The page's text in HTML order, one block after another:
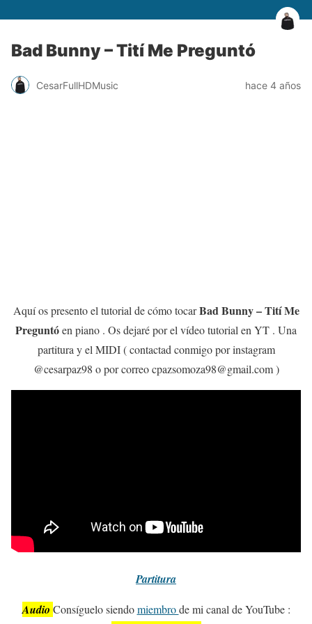
Bad Bunny – Tití Me Preguntó
CesarFullHDMusic hace 4 años
Aquí os presento el tutorial de cómo tocarBad Bunny – Tití Me
Preguntóen piano . Os dejaré por el vídeo tutorial en YT . Una
partitura y el MIDI ( contactad conmigo por instagram
@cesarpaz98 o por correo cpazsomoza98@gmail.com )
Partitura
Audio Consíguelo siendomiembrode mi canal de YouTube :